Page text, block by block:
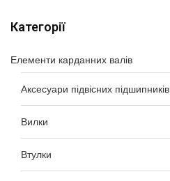
Категорії
Елементи карданних валів
Аксесуари підвісних підшипників
Вилки
Втулки